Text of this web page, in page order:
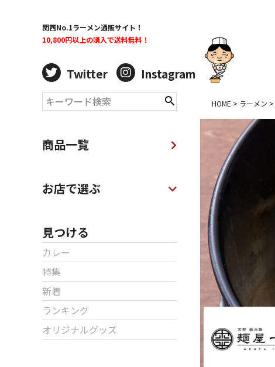
関西No.1ラーメン通販サイト！
10,800円以上の購入で送料無料！
Twitter Instagram
商品一覧
お店で選ぶ
見つける
カレー
特集
新着
ランキング
オリジナルグッズ
HOME ラーメン